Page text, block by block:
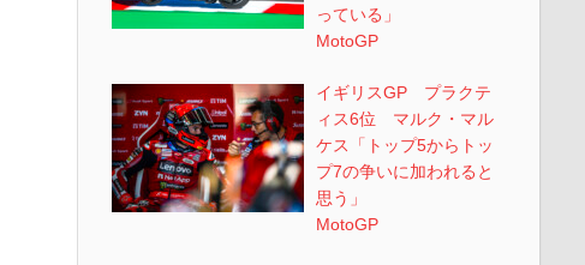
っている」
MotoGP
イギリスGP プラクテ
ィス6位 マルク・マル
ケス「トップ5からトッ
プ7の争いに加われると
思う」
MotoGP